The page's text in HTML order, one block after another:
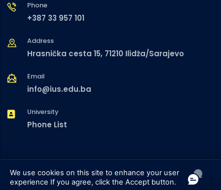
Phone
+387 33 957 101
Address
Hrasnička cesta 15, 71210 Ilidža/Sarajevo
Email
info@ius.edu.ba
University
Phone List
We use cookies on this site to enhance your user
experience If you agree, click the Accept button.